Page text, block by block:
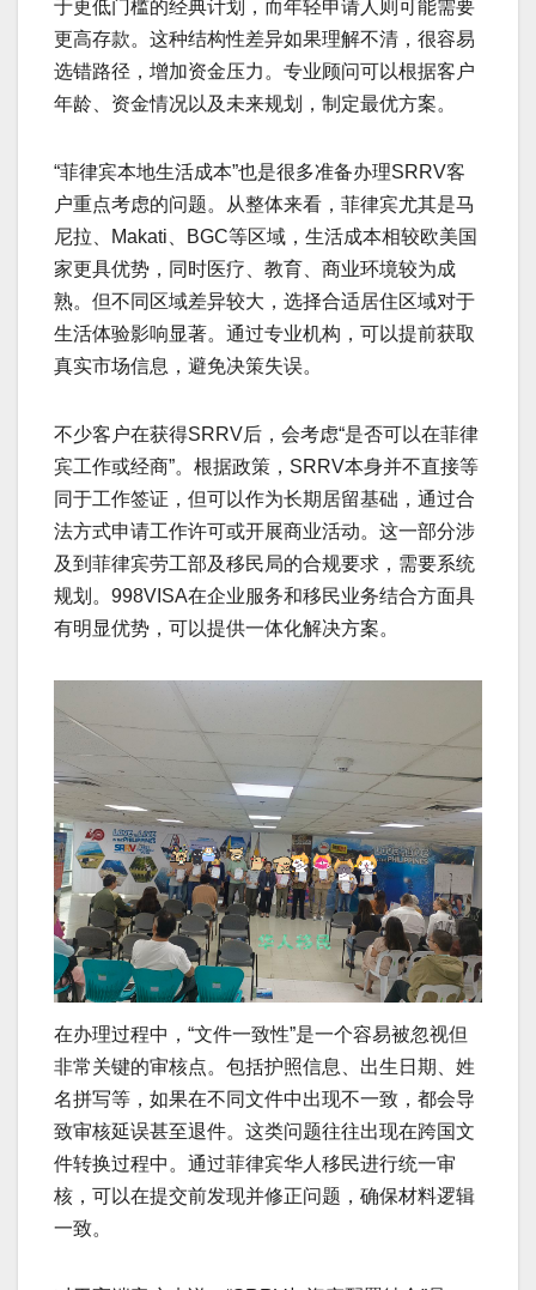
于更低门槛的经典计划，而年轻申请人则可能需要
更高存款。这种结构性差异如果理解不清，很容易
选错路径，增加资金压力。专业顾问可以根据客户
年龄、资金情况以及未来规划，制定最优方案。
“菲律宾本地生活成本”也是很多准备办理SRRV客
户重点考虑的问题。从整体来看，菲律宾尤其是马
尼拉、Makati、BGC等区域，生活成本相较欧美国
家更具优势，同时医疗、教育、商业环境较为成
熟。但不同区域差异较大，选择合适居住区域对于
生活体验影响显著。通过专业机构，可以提前获取
真实市场信息，避免决策失误。
不少客户在获得SRRV后，会考虑“是否可以在菲律
宾工作或经商”。根据政策，SRRV本身并不直接等
同于工作签证，但可以作为长期居留基础，通过合
法方式申请工作许可或开展商业活动。这一部分涉
及到菲律宾劳工部及移民局的合规要求，需要系统
规划。998VISA在企业服务和移民业务结合方面具
有明显优势，可以提供一体化解决方案。
在办理过程中，“文件一致性”是一个容易被忽视但
非常关键的审核点。包括护照信息、出生日期、姓
名拼写等，如果在不同文件中出现不一致，都会导
致审核延误甚至退件。这类问题往往出现在跨国文
件转换过程中。通过菲律宾华人移民进行统一审
核，可以在提交前发现并修正问题，确保材料逻辑
一致。